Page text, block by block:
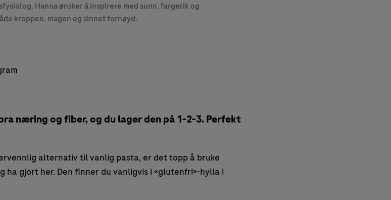
Hanna ønsker å inspirere med sunn, fargerik og
kroppen, magen og sinnet fornøyd.
næring og fiber, og du lager den på 1-2-3. Perfekt
alternativ til vanlig pasta, er det topp å bruke
ha gjort her. Den finner du vanligvis i «glutenfri»-hylla i